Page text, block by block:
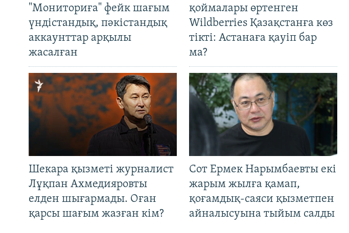
"Мониториға" фейк шағым
үндістандық, пәкістандық
аккаунттар арқылы
жасалған
қоймалары өртенген
Wildberries Қазақстанға көз
тікті: Астанаға қауіп бар
ма?
Шекара қызметі журналист
Лұқпан Ахмедияровты
елден шығармады. Оған
қарсы шағым жазған кім?
Сот Ермек Нарымбаевты екі
жарым жылға қамап,
қоғамдық-саяси қызметпен
айналысуына тыйым салды